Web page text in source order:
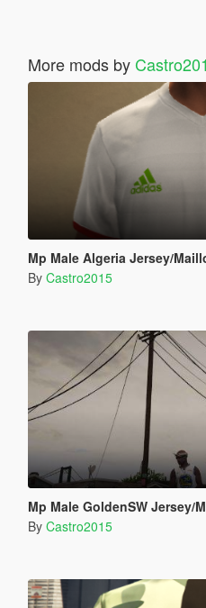
More mods by
Mp Male Algeria Jersey/
By Castro2015
Mp Male GoldenSW Jersey/
By Castro2015